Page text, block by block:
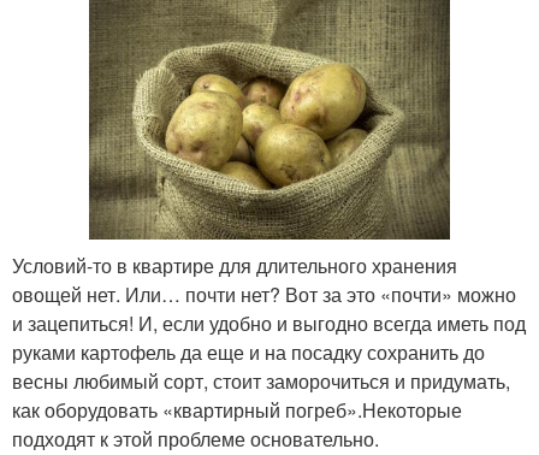
Условий-то в квартире для длительного хранения
овощей нет. Или… почти нет? Вот за это «почти» можно
и зацепиться! И, если удобно и выгодно всегда иметь под
руками картофель да еще и на посадку сохранить до
весны любимый сорт, стоит заморочиться и придумать,
как оборудовать «квартирный погреб».Некоторые
подходят к этой проблеме основательно.